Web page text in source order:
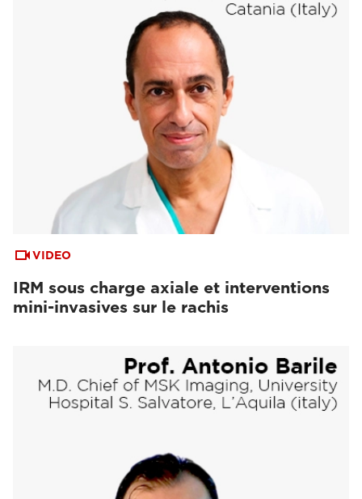
VIDEO
IRM sous charge axiale et interventions
mini-invasives sur le rachis